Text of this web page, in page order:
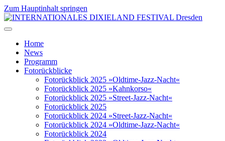
Zum Hauptinhalt springen
Home
News
Programm
Fotorückblicke
Fotorückblick 2025 »Oldtime-Jazz-Nacht«
Fotorückblick 2025 »Kahnkorso«
Fotorückblick 2025 »Street-Jazz-Nacht«
Fotorückblick 2025
Fotorückblick 2024 »Street-Jazz-Nacht«
Fotorückblick 2024 »Oldtime-Jazz-Nacht«
Fotorückblick 2024